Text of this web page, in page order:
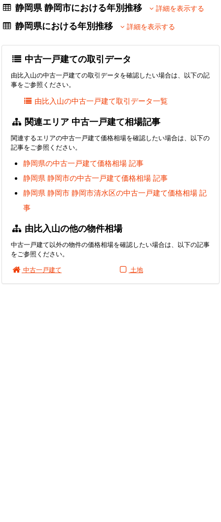
静岡県 静岡市における年別推移 詳細を表示する
静岡県における年別推移 詳細を表示する
中古一戸建ての取引データ
由比入山の中古一戸建ての取引データを確認したい場合は、以下の記
事をご参照ください。
由比入山の中古一戸建て取引データ一覧
関連エリア 中古一戸建て相場記事
関連するエリアの中古一戸建て価格相場を確認したい場合は、以下の
記事をご参照ください。
静岡県の中古一戸建て価格相場 記事
静岡県 静岡市の中古一戸建て価格相場 記事
静岡県 静岡市 静岡市清水区の中古一戸建て価格相場 記
事
由比入山の他の物件相場
中古一戸建て以外の物件の価格相場を確認したい場合は、以下の記事
をご参照ください。
中古一戸建て
土地